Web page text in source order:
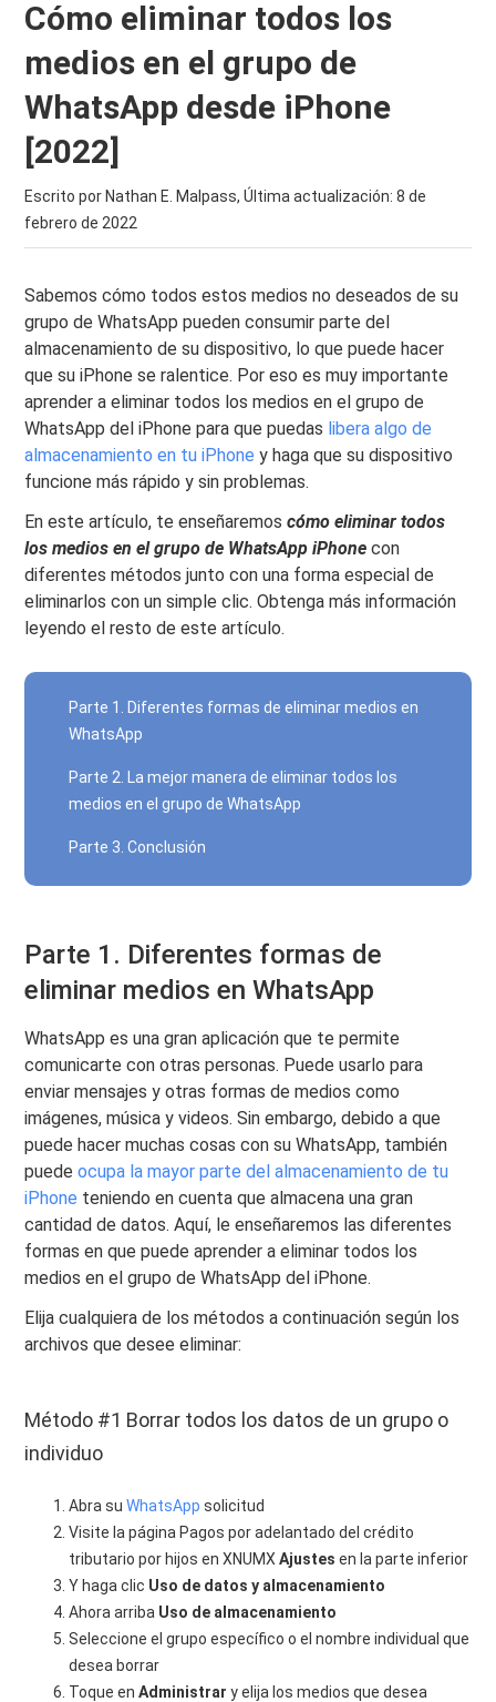
Cómo eliminar todos los
medios en el grupo de
WhatsApp desde iPhone
[2022]
Escrito por Nathan E. Malpass, Última actualización:8 de
febrero de 2022
Sabemos cómo todos estos medios no deseados de su
grupo de WhatsApp pueden consumir parte del
almacenamiento de su dispositivo, lo que puede hacer
que su iPhone se ralentice. Por eso es muy importante
aprender a eliminar todos los medios en el grupo de
WhatsApp del iPhone para que puedas libera algo de
almacenamiento en tu iPhone y haga que su dispositivo
funcione más rápido y sin problemas.
En este artículo, te enseñaremoscómo eliminar todos
los medios en el grupo de WhatsApp iPhone con
diferentes métodos junto con una forma especial de
eliminarlos con un simple clic. Obtenga más información
leyendo el resto de este artículo.
Parte 1. Diferentes formas de eliminar medios en
WhatsApp
Parte 2. La mejor manera de eliminar todos los
medios en el grupo de WhatsApp
Parte 3. Conclusión
Parte 1. Diferentes formas de
eliminar medios en WhatsApp
WhatsApp es una gran aplicación que te permite
comunicarte con otras personas. Puede usarlo para
enviar mensajes y otras formas de medios como
imágenes, música y videos. Sin embargo, debido a que
puede hacer muchas cosas con su WhatsApp, también
puedeocupa la mayor parte del almacenamiento de tu
iPhone teniendo en cuenta que almacena una gran
cantidad de datos. Aquí, le enseñaremos las diferentes
formas en que puede aprender a eliminar todos los
medios en el grupo de WhatsApp del iPhone.
Elija cualquiera de los métodos a continuación según los
archivos que desee eliminar:
Método #1 Borrar todos los datos de un grupo o
individuo
Abra suWhatsApp solicitud
Visite la página Pagos por adelantado del crédito
tributario por hijos en XNUMXAjustes en la parte inferior
Y haga clic Uso de datos y almacenamiento
Ahora arriba Uso de almacenamiento
Seleccione el grupo específico o el nombre individual que
desea borrar
Toque enAdministrar y elija los medios que desea